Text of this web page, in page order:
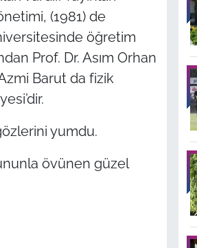
(1981) de
öğretim
Prof. Dr. Asım Orhan
Barut da fizik
yumdu.
övünen güzel